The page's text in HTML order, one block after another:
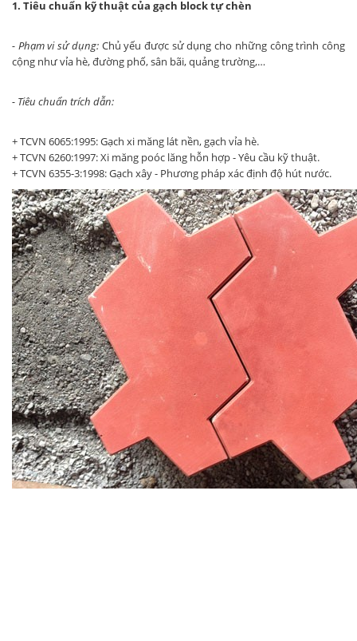
1. Tiêu chuẩn kỹ thuật của gạch block tự chèn
- Phạm vi sử dụng:Chủ yếu được sử dụng cho những công trình công
cộng như vỉa hè, đường phố, sân bãi, quảng trường,…
- Tiêu chuẩn trích dẫn:
+ TCVN 6065:1995: Gạch xi măng lát nền, gạch vỉa hè.
+ TCVN 6260:1997: Xi măng poóc lăng hỗn hợp - Yêu cầu kỹ thuật.
+ TCVN 6355-3:1998: Gạch xây - Phương pháp xác định độ hút nước.